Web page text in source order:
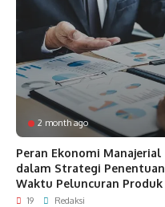
2 month ago
Peran Ekonomi Manajerial
dalam Strategi Penentuan
Waktu Peluncuran Produk
19 Redaksi